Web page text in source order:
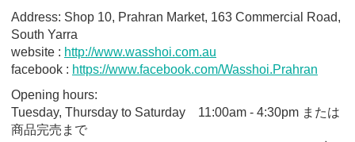
Address: Shop 10, Prahran Market, 163 Commercial Road,
South Yarra
website : http://www.wasshoi.com.au
facebook : https://www.facebook.com/Wasshoi.Prahran
Opening hours:
Tuesday, Thursday to Saturday 11:00am - 4:30pm または
商品完売まで